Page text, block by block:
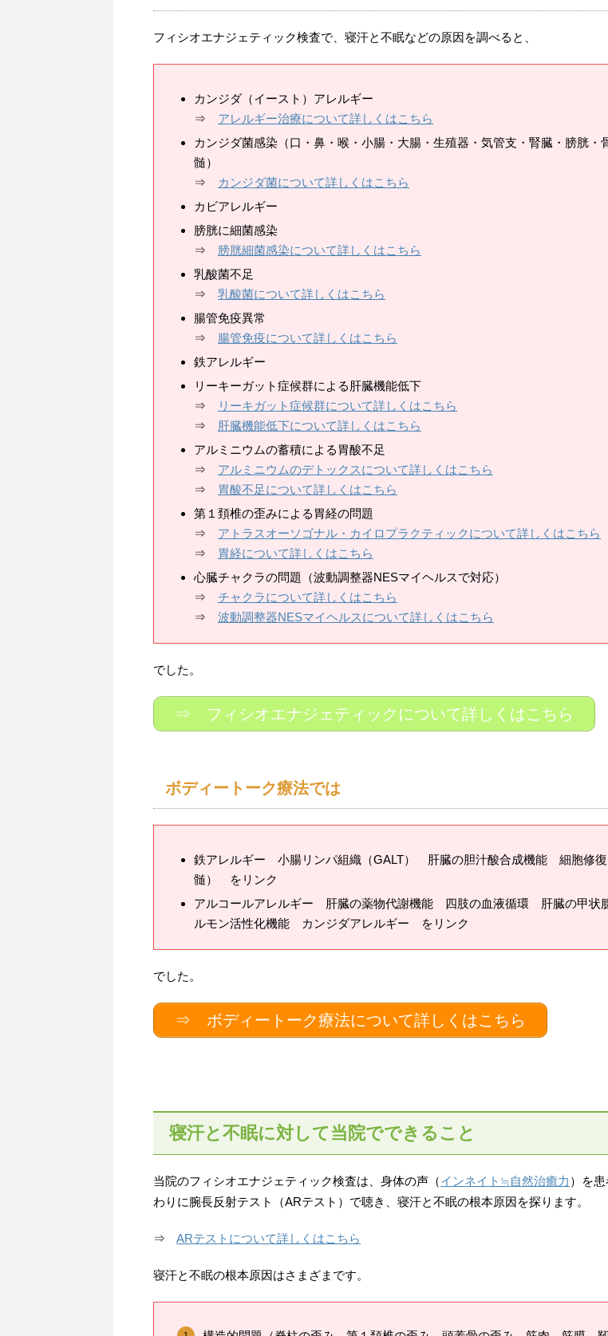
フィシオエナジェティック検査で、寝汗と不眠などの原因を調べると、
カンジダ（イースト）アレルギー
⇒ アレルギー治療について詳しくはこちら
カンジダ菌感染（口・鼻・喉・小腸・大腸・生殖器・気管支・腎臓・膀胱・
髄）
⇒
カンジダ菌について詳しくはこちら
カビアレルギー
膀胱に細菌感染
⇒ 膀胱細菌感染について詳しくはこちら
乳酸菌不足
⇒ 乳酸菌について詳しくはこちら
腸管免疫異常
⇒ 腸管免疫について詳しくはこちら
鉄アレルギー
リーキーガット症候群による肝臓機能低下
⇒
リーキガット症候群について詳しくはこちら
⇒
肝臓機能低下について詳しくはこちら
アルミニウムの蓄積による胃酸不足
⇒ アルミニウムのデトックスについて詳しくはこちら
⇒
胃酸不足について詳しくはこちら
第１頚椎の歪みによる胃経の問題
⇒ アトラスオーソゴナル・カイロプラクティックについて詳しくはこちら
⇒
胃経について詳しくはこちら
心臓チャクラの問題（波動調整器NESマイヘルスで対応）
⇒ チャクラについて詳しくはこちら
⇒ 波動調整器NESマイヘルスについて詳しくはこちら
でした。
⇒ フィシオエナジェティックについて詳しくはこちら
ボディートーク療法では
鉄アレルギー 小腸リンパ組織（GALT） 肝臓の胆汁酸合成機能 細胞修
髄） をリンク
アルコールアレルギー 肝臓の薬物代謝機能 四肢の血液循環 肝臓の甲状
ルモン活性化機能 カンジダアレルギー をリンク
でした。
⇒ ボディートーク療法について詳しくはこちら
寝汗と不眠に対して当院でできること
当院のフィシオエナジェティック検査は、身体の声（インネイト≒自然治癒力 ）を
わりに腕長反射テスト（ARテスト）で聴き、寝汗と不眠の根本原因を探ります。
⇒ ARテストについて詳しくはこちら
寝汗と不眠の根本原因はさまざまです。